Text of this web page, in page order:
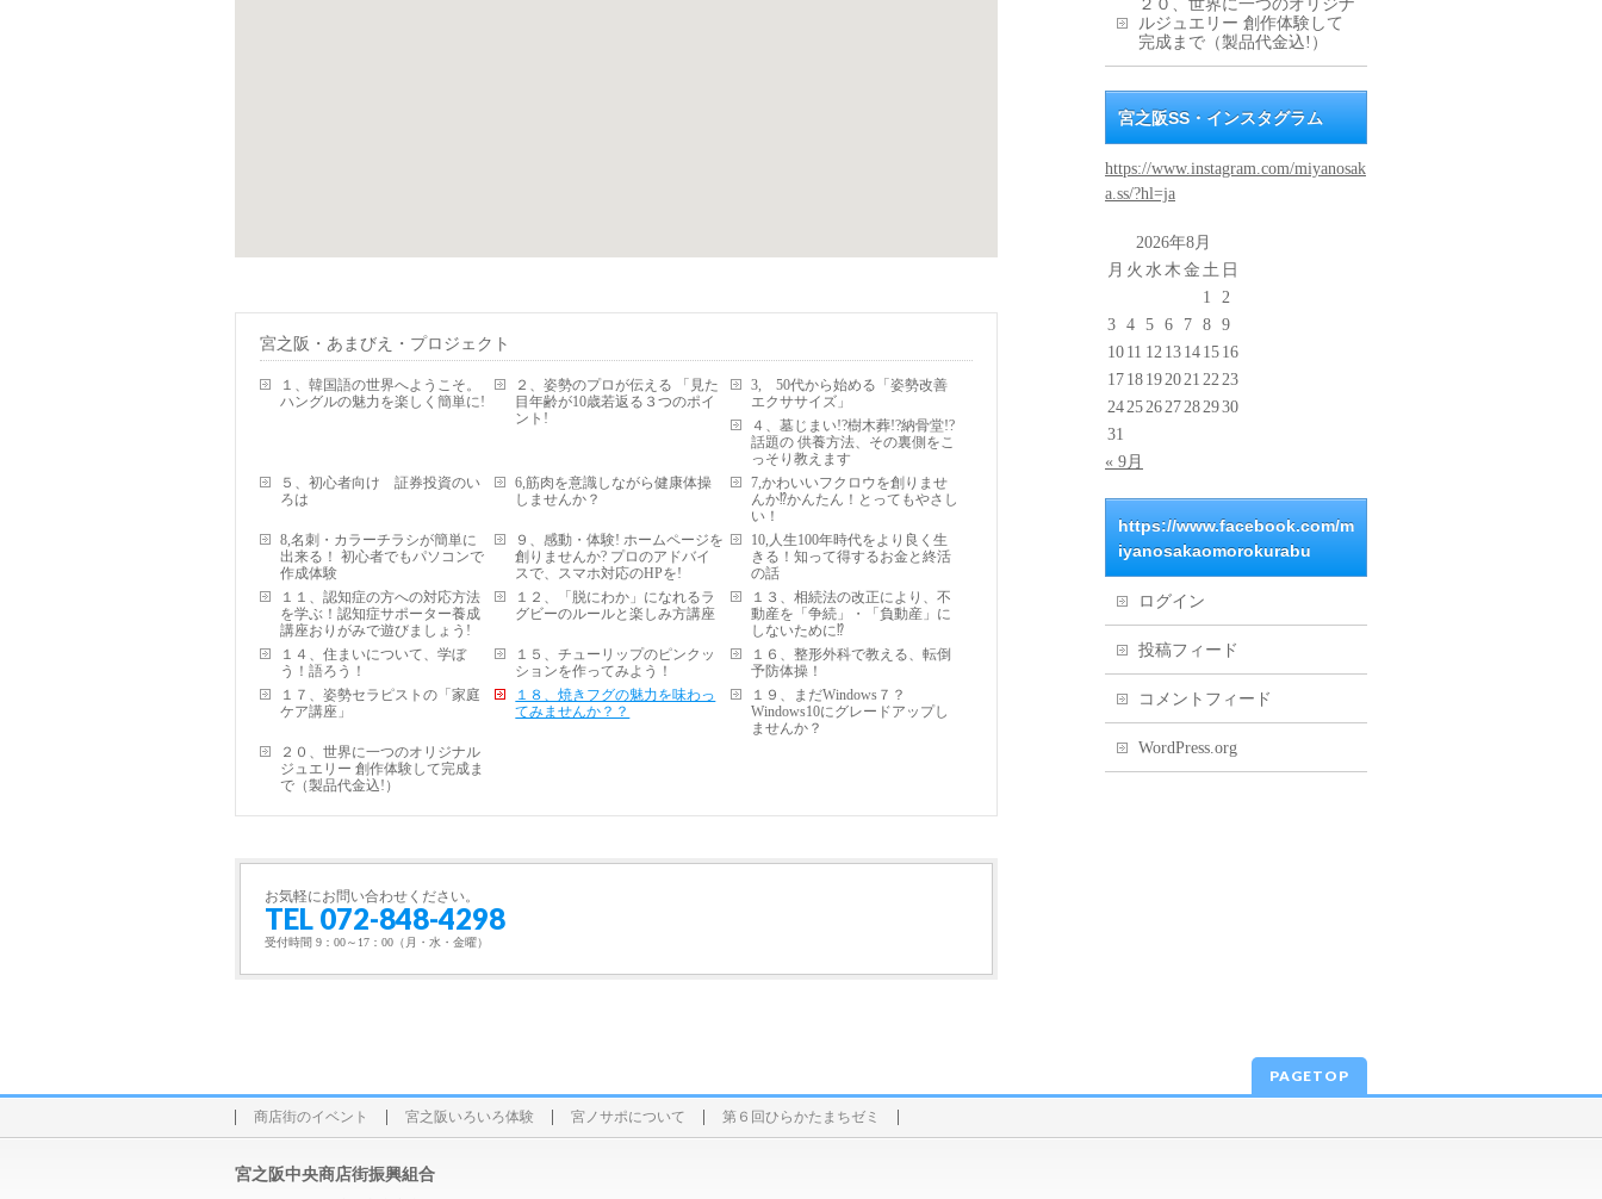
宮之阪・あまびえ・プロジェクト
１、韓国語の世界へようこそ。
ハングルの魅力を楽しく簡単に!
２、姿勢のプロが伝える 「見た
目年齢が10歳若返る３つのポイ
ント!
3, 50代から始める「姿勢改善
エクササイズ」
４、墓じまい!?樹木葬!?納骨堂!?
話題の 供養方法、その裏側をこ
っそり教えます
５、初心者向け 証券投資のい
ろは
6,筋肉を意識しながら健康体操
しませんか？
7,かわいいフクロウを創りませ
んか⁉かんたん！とってもやさし
い！
8,名刺・カラーチラシが簡単に
出来る！ 初心者でもパソコンで
作成体験
９、感動・体験! ホームページを
創りませんか? プロのアドバイ
スで、スマホ対応のHPを!
10,人生100年時代をより良く生
きる！知って得するお金と終活
の話
１１、認知症の方への対応方法
を学ぶ！認知症サポーター養成
講座おりがみで遊びましょう!
１２、「脱にわか」になれるラ
グビーのルールと楽しみ方講座
１３、相続法の改正により、不
動産を「争続」・「負動産」に
しないために⁉
１４、住まいについて、学ぼ
う！語ろう！
１５、チューリップのピンクッ
ションを作ってみよう！
１６、整形外科で教える、転倒
予防体操！
１７、姿勢セラピストの「家庭
ケア講座」
１８、焼きフグの魅力を味わっ
てみませんか？？
１９、まだWindows７？
Windows10にグレードアップし
ませんか？
２０、世界に一つのオリジナル
ジュエリー 創作体験して完成ま
で（製品代金込!）
お気軽にお問い合わせください。
TEL 072-848-4298
受付時間 9：00～17：00（月・水・金曜）
２０、世界に一つのオリジナ
ルジュエリー 創作体験して
完成まで（製品代金込!）
宮之阪SS・インスタグラム
https://www.instagram.com/miyanosak
a.ss/?hl=ja
2026年8月
月 火 水 木 金 土 日
1
2
3 4 5 6 7 8 9
10 11 12 13 14 15 16
17 18 192021 2223
24252627282930
31
« 9月
https://www.facebook.com/m
iyanosakaomorokurabu
ログイン
投稿フィード
コメントフィード
WordPress.org
PAGETOP
商店街のイベント 宮之阪いろいろ体験 宮ノサポについて 第６回ひらかたまちゼミ
宮之阪中央商店街振興組合